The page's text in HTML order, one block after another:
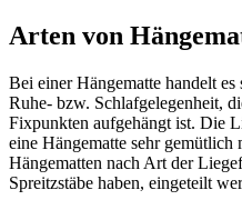
Arten von
Bei einer Hängematte handelt
Ruhe- bzw. Schlafgelegenheit,
Fixpunkten aufgehängt ist. Die
eine Hängematte sehr
Hängematten nach Art der
Spreitzstäbe haben, eingeteilt